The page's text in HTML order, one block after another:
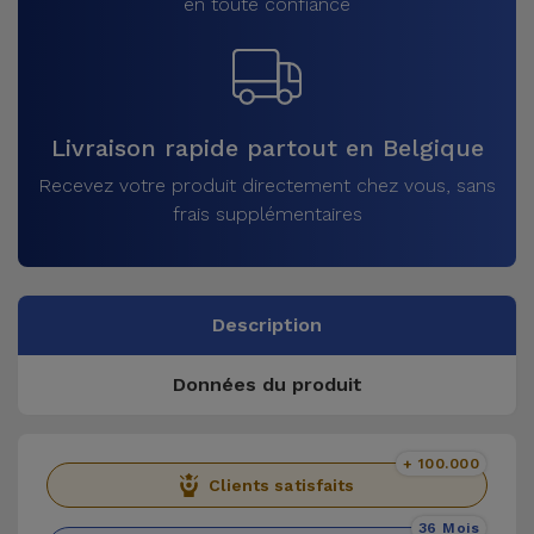
Livraison rapide partout en Belgique
Recevez votre produit directement chez vous, sans
frais supplémentaires
Description
Données du produit
Clients satisfaits
+ 100.000
36 Mois